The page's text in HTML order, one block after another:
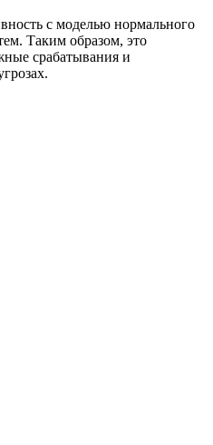
с моделью нормального
Таким образом, это
срабатывания и